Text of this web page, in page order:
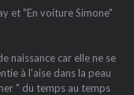
et "En voiture Simone"
naissance car elle ne se
à l'aise dans la peau
" du temps au temps